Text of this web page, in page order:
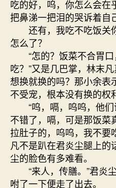
吃的好，呜，你怎么会在
把鼻涕一把泪的哭诉着自
还有，我吃不吃饭关
怎么了？
“怎的？饭菜不合胃口
吃？”又是几巴掌，林末
想换就换的吗？那小余表
不受宠，根本没有换的权
“呜，嗝，呜呜，他们
不错了，嗝，可是那饭菜
拉肚子的，呜呜，我不要
凡不是趴在君炎尘腿上的
尘的脸色有多难看。
“来人，传膳。”君炎
咐了一下便走了出去。